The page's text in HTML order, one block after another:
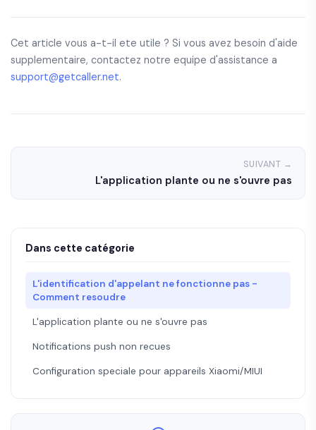
Cet article vous a-t-il ete utile ? Si vous avez besoin d'aide
supplementaire, contactez notre equipe d'assistance a
support@getcaller.net.
SUIVANT →
L'application plante ou ne s'ouvre pas
Dans cette catégorie
L'identification d'appelant ne fonctionne pas -
Comment resoudre
L'application plante ou ne s'ouvre pas
Notifications push non recues
Configuration speciale pour appareils Xiaomi/MIUI